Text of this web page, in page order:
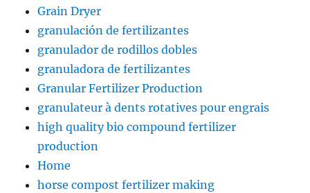
Grain Dryer
granulación de fertilizantes
granulador de rodillos dobles
granuladora de fertilizantes
Granular Fertilizer Production
granulateur à dents rotatives pour engrais
high quality bio compound fertilizer
production
Home
horse compost fertilizer making